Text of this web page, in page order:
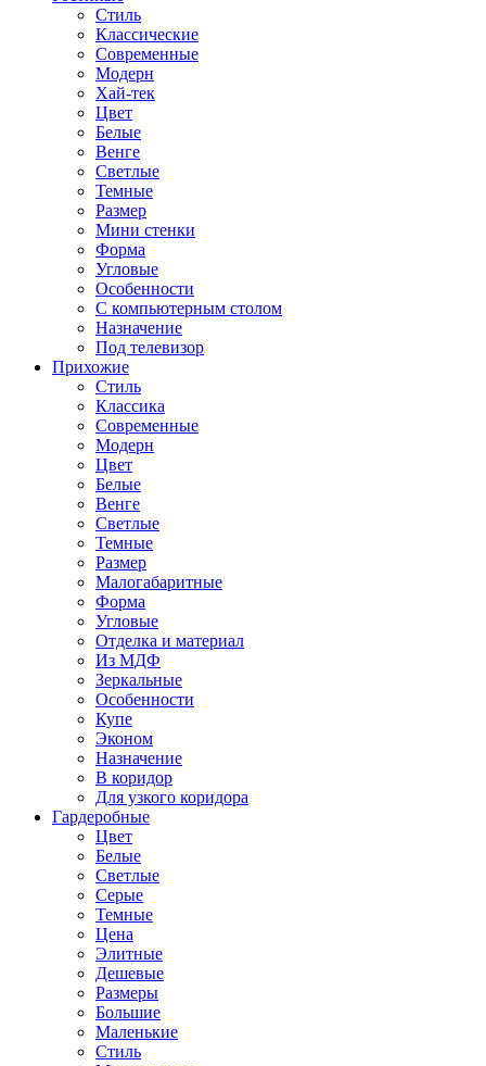
Стиль
Классические
Современные
Модерн
Хай-тек
Цвет
Белые
Венге
Светлые
Темные
Размер
Мини стенки
Форма
Угловые
Особенности
С компьютерным столом
Назначение
Под телевизор
Прихожие
Стиль
Классика
Современные
Модерн
Цвет
Белые
Венге
Светлые
Темные
Размер
Малогабаритные
Форма
Угловые
Отделка и материал
Из МДФ
Зеркальные
Особенности
Купе
Эконом
Назначение
В коридор
Для узкого коридора
Гардеробные
Цвет
Белые
Светлые
Серые
Темные
Цена
Элитные
Дешевые
Размеры
Большие
Маленькие
Стиль